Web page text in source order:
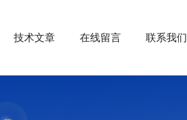
技术文章 在线留言 联系我们